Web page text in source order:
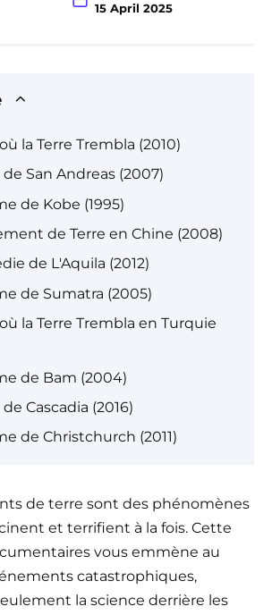
15 April 2025
la Terre Trembla (2010)
de San Andreas (2007)
de Kobe (1995)
de Terre en Chine (2008)
de L'Aquila (2012)
de Sumatra (2005)
la Terre Trembla en Turquie
de Bam (2004)
de Cascadia (2016)
de Christchurch (2011)
de terre sont des phénomènes
et terrifient à la fois. Cette
vous emmène au
catastrophiques,
la science derrière les